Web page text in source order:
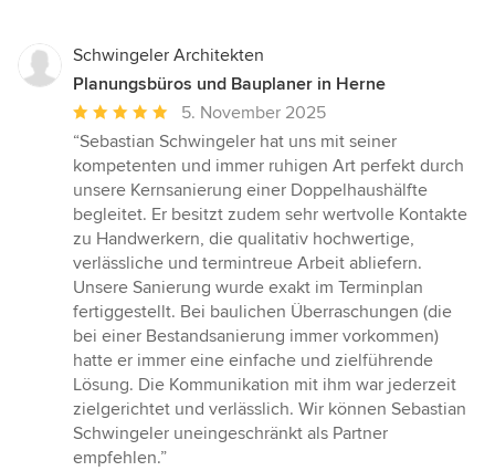
Schwingeler Architekten
Planungsbüros und Bauplaner in Herne
Durchschnittliche
Bewertung:
5
von
5
Sternen
5. November 2025
“Sebastian Schwingeler hat uns mit seiner
kompetenten und immer ruhigen Art perfekt durch
unsere Kernsanierung einer Doppelhaushälfte
begleitet. Er besitzt zudem sehr wertvolle Kontakte
zu Handwerkern, die qualitativ hochwertige,
verlässliche und termintreue Arbeit abliefern.
Unsere Sanierung wurde exakt im Terminplan
fertiggestellt. Bei baulichen Überraschungen (die
bei einer Bestandsanierung immer vorkommen)
hatte er immer eine einfache und zielführende
Lösung. Die Kommunikation mit ihm war jederzeit
zielgerichtet und verlässlich. Wir können Sebastian
Schwingeler uneingeschränkt als Partner
empfehlen.”